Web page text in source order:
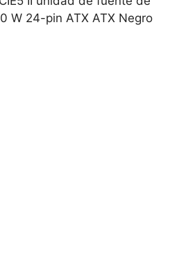
W 24-pin ATX ATX Negro